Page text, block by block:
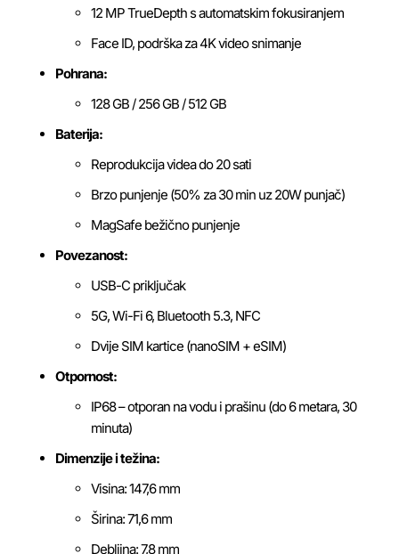
12 MP TrueDepth s automatskim fokusiranjem
Face ID, podrška za 4K video snimanje
Pohrana:
128 GB / 256 GB / 512 GB
Baterija:
Reprodukcija videa do 20 sati
Brzo punjenje (50% za 30 min uz 20W punjač)
MagSafe bežično punjenje
Povezanost:
USB-C priključak
5G, Wi-Fi 6, Bluetooth 5.3, NFC
Dvije SIM kartice (nanoSIM + eSIM)
Otpornost:
IP68 – otporan na vodu i prašinu (do 6 metara, 30
minuta)
Dimenzije i težina:
Visina: 147,6 mm
Širina: 71,6 mm
Debljina: 7,8 mm